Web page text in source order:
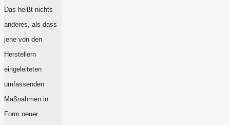
Das heißt nichts
anderes, als dass
jene von den
Herstellern
eingeleiteten
umfassenden
Maßnahmen in
Form neuer